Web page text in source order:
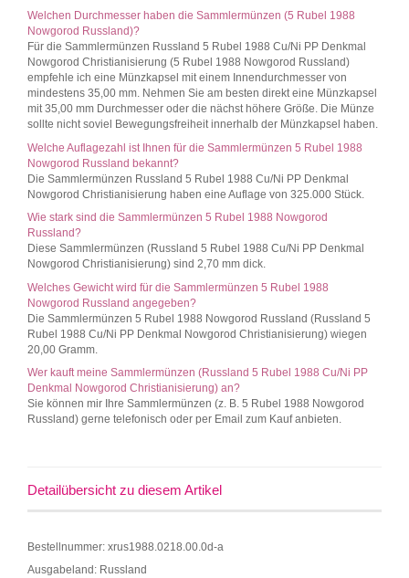
Welchen Durchmesser haben die Sammlermünzen (5 Rubel 1988
Nowgorod Russland)?
Für die Sammlermünzen Russland 5 Rubel 1988 Cu/Ni PP Denkmal
Nowgorod Christianisierung (5 Rubel 1988 Nowgorod Russland)
empfehle ich eine Münzkapsel mit einem Innendurchmesser von
mindestens 35,00 mm. Nehmen Sie am besten direkt eine Münzkapsel
mit 35,00 mm Durchmesser oder die nächst höhere Größe. Die Münze
sollte nicht soviel Bewegungsfreiheit innerhalb der Münzkapsel haben.
Welche Auflagezahl ist Ihnen für die Sammlermünzen 5 Rubel 1988
Nowgorod Russland bekannt?
Die Sammlermünzen Russland 5 Rubel 1988 Cu/Ni PP Denkmal
Nowgorod Christianisierung haben eine Auflage von 325.000 Stück.
Wie stark sind die Sammlermünzen 5 Rubel 1988 Nowgorod
Russland?
Diese Sammlermünzen (Russland 5 Rubel 1988 Cu/Ni PP Denkmal
Nowgorod Christianisierung) sind 2,70 mm dick.
Welches Gewicht wird für die Sammlermünzen 5 Rubel 1988
Nowgorod Russland angegeben?
Die Sammlermünzen 5 Rubel 1988 Nowgorod Russland (Russland 5
Rubel 1988 Cu/Ni PP Denkmal Nowgorod Christianisierung) wiegen
20,00 Gramm.
Wer kauft meine Sammlermünzen (Russland 5 Rubel 1988 Cu/Ni PP
Denkmal Nowgorod Christianisierung) an?
Sie können mir Ihre Sammlermünzen (z. B. 5 Rubel 1988 Nowgorod
Russland) gerne telefonisch oder per Email zum Kauf anbieten.
Detailübersicht zu diesem Artikel
Bestellnummer: xrus1988.0218.00.0d-a
Ausgabeland: Russland